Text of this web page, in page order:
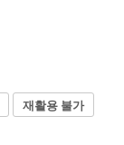
재활용 불가